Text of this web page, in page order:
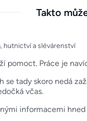
Takto
hutnictví a slévárenství
pomoct. Práce je
se tady skoro nedá
včas.
informacemi